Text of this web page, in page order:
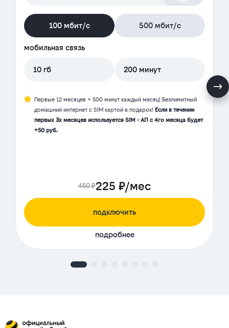
100 мбит/с 500 мбит/с
мобильная связь
10 гб 200 минут
Первые 12 месяцев + 500 минут каждый месяц! Безлимитный
домашний интернет с SIM картой в подарок! Если в течении
первых 3х месяцев используется SIM - АП с 4го месяца будет
+50 руб.
450 ₽225 ₽/мес
подключить
подробнее